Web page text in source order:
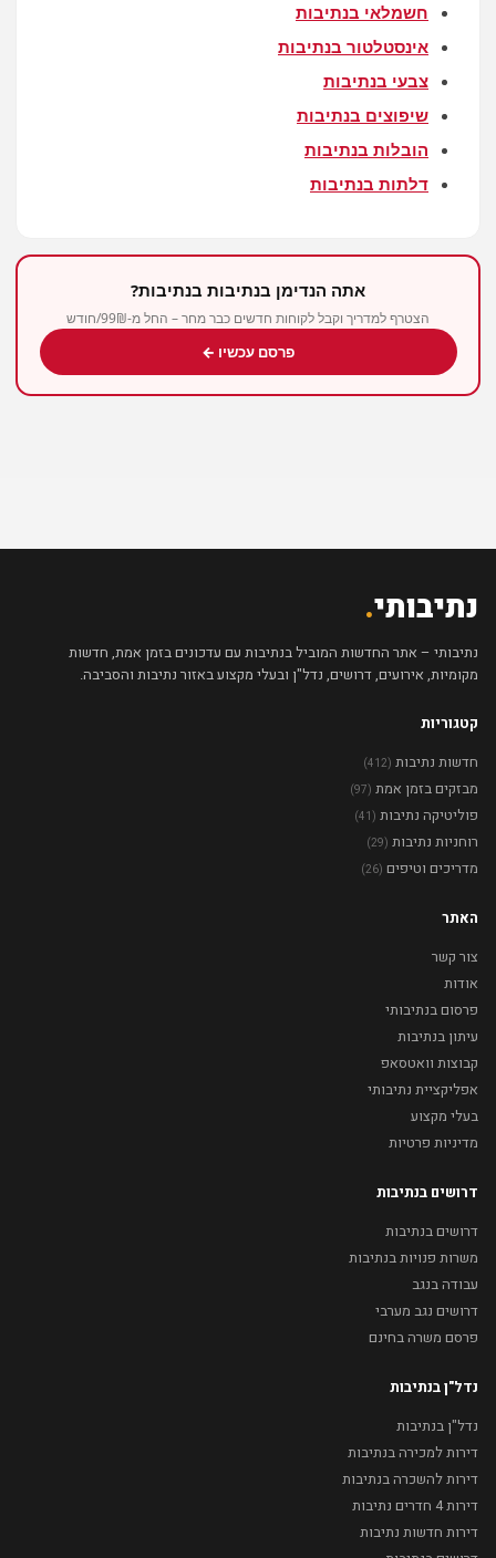
חשמלאי בנתיבות
אינסטלטור בנתיבות
צבעי בנתיבות
שיפוצים בנתיבות
הובלות בנתיבות
דלתות בנתיבות
אתה הנדימן בנתיבות בנתיבות?
הצטרף למדריך וקבל לקוחות חדשים כבר מחר – החל מ-99₪/חודש
פרסם עכשיו ←
נתיבותי.
נתיבותי – אתר החדשות המוביל בנתיבות עם עדכונים בזמן אמת, חדשות
מקומיות, אירועים, דרושים, נדל"ן ובעלי מקצוע באזור נתיבות והסביבה.
קטגוריות
חדשות נתיבות (412)
מבזקים בזמן אמת (97)
פוליטיקה נתיבות (41)
רוחניות נתיבות (29)
מדריכים וטיפים (26)
האתר
צור קשר
אודות
פרסום בנתיבותי
עיתון בנתיבות
קבוצות וואטסאפ
אפליקציית נתיבותי
בעלי מקצוע
מדיניות פרטיות
דרושים בנתיבות
דרושים בנתיבות
משרות פנויות בנתיבות
עבודה בנגב
דרושים נגב מערבי
פרסם משרה בחינם
נדל"ן בנתיבות
נדל"ן בנתיבות
דירות למכירה בנתיבות
דירות להשכרה בנתיבות
דירות 4 חדרים נתיבות
דירות חדשות נתיבות